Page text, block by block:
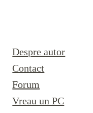
Despre autor
Contact
Forum
Vreau un PC